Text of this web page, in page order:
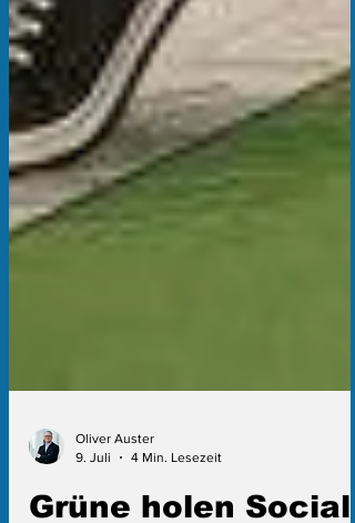
Oliver Auster
9. Juli
4 Min. Lesezeit